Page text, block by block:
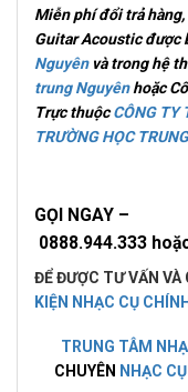
Miễn phí đổi trả
Guitar Acoustic được
Nguyênvà trong hệ
trung Nguyênhoặc
Trực thuộcCÔNG TY
TRƯỜNG HỌC
GỌI NGAY –
0888.944.333
ĐỂ ĐƯỢC TƯ VẤN VÀ
KIỆN NHẠC CỤ
TRUNG TÂM
CHUYÊN NHẠC